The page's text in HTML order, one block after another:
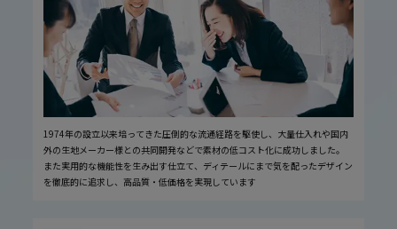
1974年の設立以来培ってきた圧倒的な流通経路を駆使し、大量仕入れや国内
外の生地メーカー様との共同開発などで素材の低コスト化に成功しました。
また実用的な機能性を生み出す仕立て、ディテールにまで気を配ったデザイン
を徹底的に追求し、高品質・低価格を実現しています